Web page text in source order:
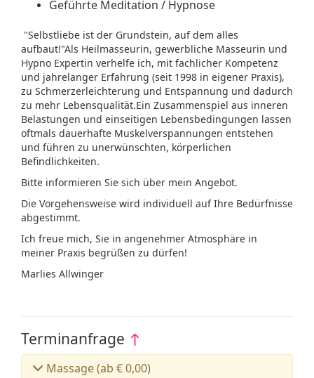
Geführte Meditation / Hypnose
"Selbstliebe ist der Grundstein, auf dem alles
aufbaut!"Als Heilmasseurin, gewerbliche Masseurin und
Hypno Expertin verhelfe ich, mit fachlicher Kompetenz
und jahrelanger Erfahrung (seit 1998 in eigener Praxis),
zu Schmerzerleichterung und Entspannung und dadurch
zu mehr Lebensqualität.Ein Zusammenspiel aus inneren
Belastungen und einseitigen Lebensbedingungen lassen
oftmals dauerhafte Muskelverspannungen entstehen
und führen zu unerwünschten, körperlichen
Befindlichkeiten.
Bitte informieren Sie sich über mein Angebot.
Die Vorgehensweise wird individuell auf Ihre Bedürfnisse
abgestimmt.
Ich freue mich, Sie in angenehmer Atmosphäre in
meiner Praxis begrüßen zu dürfen!
Marlies Allwinger
Terminanfrage ↑
Massage (ab € 0,00)